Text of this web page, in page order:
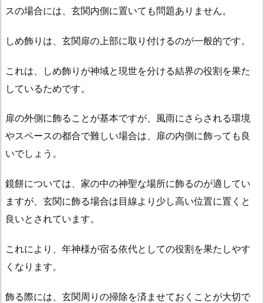
スの場合には、玄関内側に置いても問題ありません。
しめ飾りは、玄関扉の上部に取り付けるのが一般的です。
これは、しめ飾りが神域と現世を分ける結界の役割を果た
しているためです。
扉の外側に飾ることが基本ですが、風雨にさらされる環境
やスペースの都合で難しい場合は、扉の内側に飾っても良
いでしょう。
鏡餅については、家の中の神聖な場所に飾るのが適してい
ますが、玄関に飾る場合は目線より少し高い位置に置くと
良いとされています。
これにより、年神様が宿る依代としての役割を果たしやす
くなります。
飾る際には、玄関周りの掃除を済ませておくことが大切で